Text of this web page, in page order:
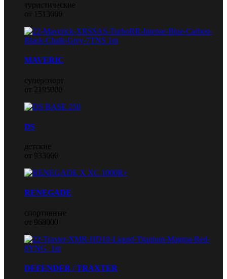
туристические
от 1513000
MAVERIC
суперспорт
от 2195000
DS
детские
от 933000
RENEGADE
спортивные
от 968000
DEFENDER / TRAXTER